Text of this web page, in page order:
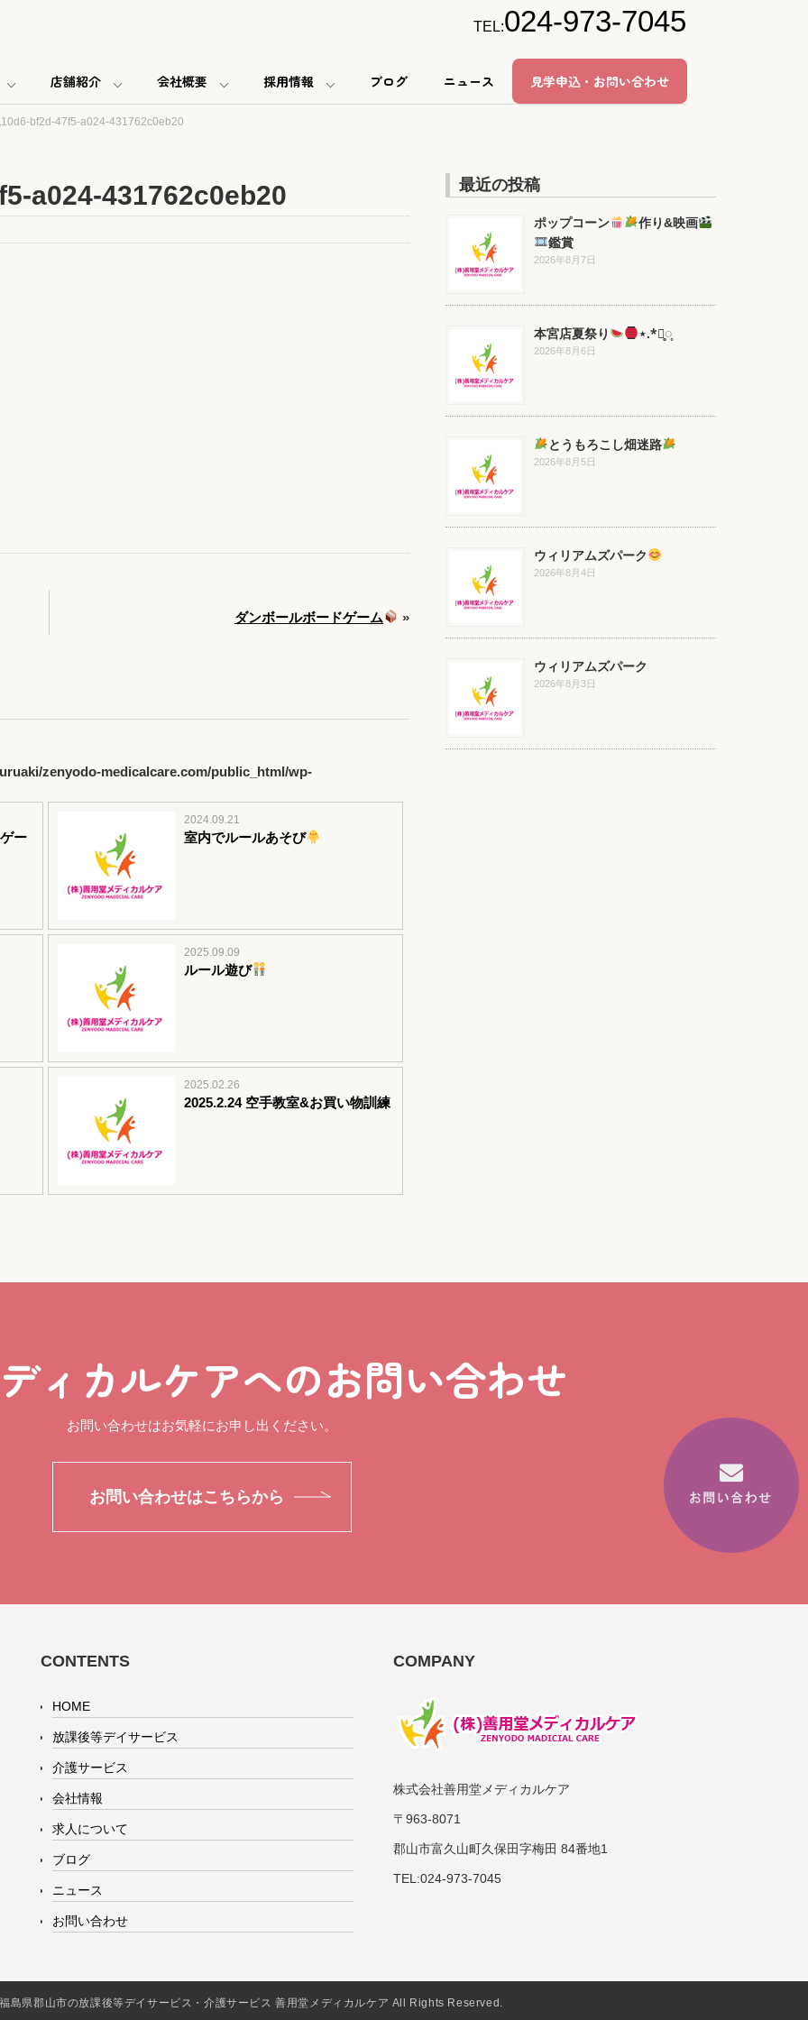
店舗紹介 会社概要 採用情報 ブログ ニュース 見学申込・お問い合わせ
TEL:024-973-7045
bf2d-47f5-a024-431762c0eb20
a024-431762c0eb20
ダンボールボードゲーム »
zenyodo-medicalcare.com/public_html/wp-
ー
2024.09.21
室内でルールあそび
2025.09.09
ルール遊び
2025.02.26
2025.2.24 空手教室&お買い物訓練
最近の投稿
ポップコーン
作り&映画
鑑賞
2026年8月7日
本宮店夏祭り ⋆.*⃝̥◌̥
2026年8月6日
とうもろこし畑迷路
2026年8月5日
ウィリアムズパーク
2026年8月4日
ウィリアムズパーク
2026年8月3日
ィカルケアへのお問い合わせ
お問い合わせはお気軽にお申し出ください。
お問い合わせはこちらから
CONTENTS
HOME
放課後等デイサービス
介護サービス
会社情報
求人について
ブログ
ニュース
お問い合わせ
COMPANY
株式会社善用堂メディカルケア
〒963-8071
郡山市富久山町久保田字梅田 84番地1
TEL:024-973-7045
島県郡山市の放課後等デイサービス・介護サービス 善用堂メディカルケア All Rights Reserved.